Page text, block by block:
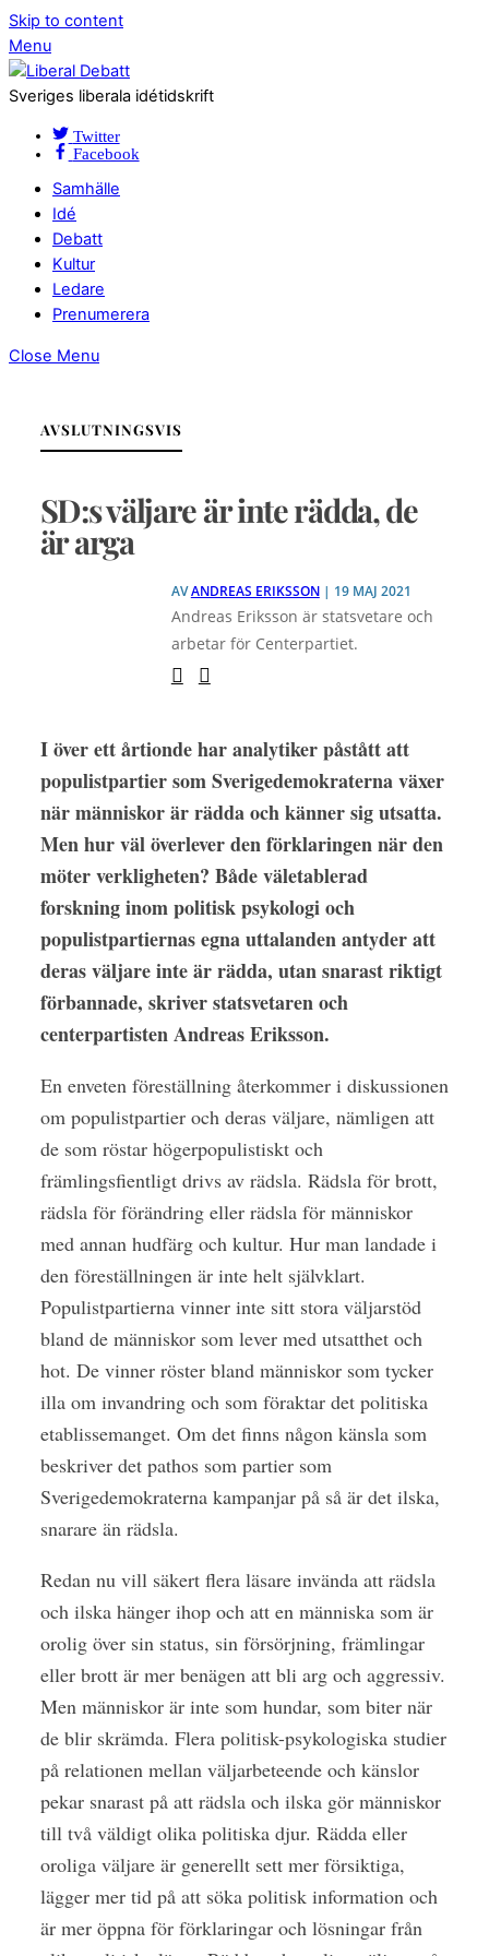
Skip to content
Menu
Sveriges liberala idétidskrift
Twitter
Facebook
Samhälle
Idé
Debatt
Kultur
Ledare
Prenumerera
Close Menu
AVSLUTNINGSVIS
SD:s väljare är inte rädda, de
är arga
AVANDREAS ERIKSSON| 19 MAJ 2021
Andreas Eriksson är statsvetare och
arbetar för Centerpartiet.
I över ett årtionde har analytiker påstått att
populistpartier som Sverigedemokraterna växer
när människor är rädda och känner sig utsatta.
Men hur väl överlever den förklaringen när den
möter verkligheten? Både väletablerad
forskning inom politisk psykologi och
populistpartiernas egna uttalanden antyder att
deras väljare inte är rädda, utan snarast riktigt
förbannade, skriver statsvetaren och
centerpartisten Andreas Eriksson.
En enveten föreställningåterkommer i diskussionen
om populistpartier och deras väljare, nämligen att
de som röstar högerpopulistiskt och
främlingsfientligt drivs av rädsla. Rädsla för brott,
rädsla för förändring eller rädsla för människor
med annan hudfärg och kultur. Hur man landade i
den föreställningen är inte helt självklart.
Populistpartierna vinner inte sitt stora väljarstöd
bland de människor som lever med utsatthet och
hot. De vinner röster bland människor som tycker
illa om invandring och som föraktar det politiska
etablissemanget. Om det finns någon känsla som
beskriver det pathos som partier som
Sverigedemokraterna kampanjar på så är det ilska,
snarare än rädsla.
Redan nu vill säkert flera läsare invända att rädsla
och ilska hänger ihop och att en människa som är
orolig över sin status, sin försörjning, främlingar
eller brott är mer benägen att bli arg och aggressiv.
Men människor är inte som hundar, som biter när
de blir skrämda. Flera politisk-psykologiska studier
på relationen mellan väljarbeteende och känslor
pekar snarast på att rädsla och ilska gör människor
till två väldigt olika politiska djur. Rädda eller
oroliga väljare är generellt sett mer försiktiga,
lägger mer tid på att söka politisk information och
är mer öppna för förklaringar och lösningar från